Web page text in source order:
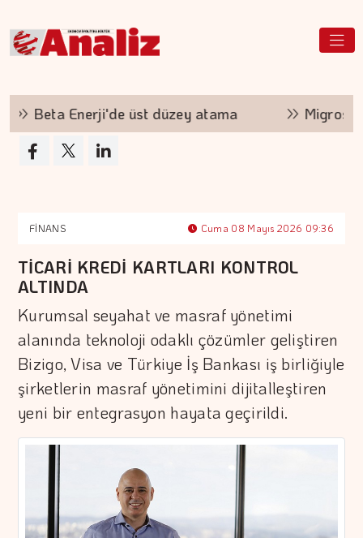
Beta Enerji'de üst düzey atama Migros ve
FİNANS Cuma 08 Mayıs 2026 09:36
TİCARİ KREDİ KARTLARI KONTROL
ALTINDA
Kurumsal seyahat ve masraf yönetimi
alanında teknoloji odaklı çözümler geliştiren
Bizigo, Visa ve Türkiye İş Bankası iş birliğiyle
şirketlerin masraf yönetimini dijitalleştiren
yeni bir entegrasyon hayata geçirildi.